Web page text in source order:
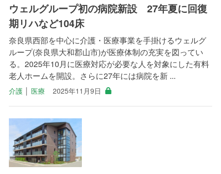
ウェルグループ初の病院新設 27年夏に回復
期リハなど104床
奈良県西部を中心に介護・医療事業を手掛けるウェルグ
ループ(奈良県大和郡山市)が医療体制の充実を図ってい
る。2025年10月に医療対応が必要な人を対象にした有料
老人ホームを開設。さらに27年には病院を新 ...
介護│ 医療 2025年11月9日